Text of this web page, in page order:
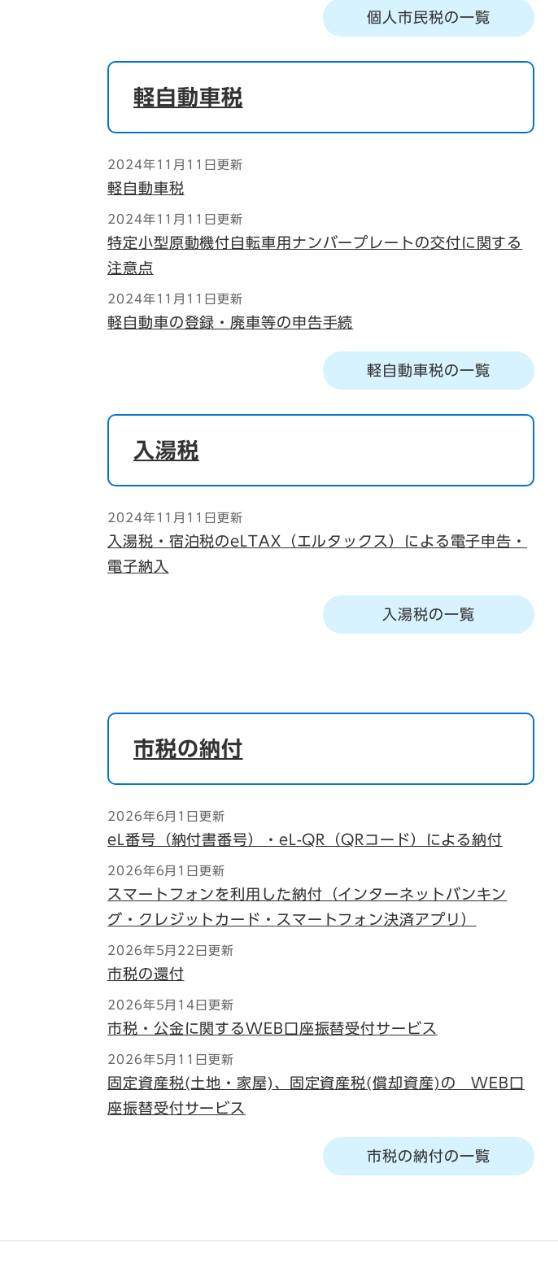
個人市民税の一覧
軽自動車税
2024年11月11日更新
軽自動車税
2024年11月11日更新
特定小型原動機付自転車用ナンバープレートの交付に関する
注意点
2024年11月11日更新
軽自動車の登録・廃車等の申告手続
軽自動車税の一覧
入湯税
2024年11月11日更新
入湯税・宿泊税のeLTAX（エルタックス）による電子申告・
電子納入
入湯税の一覧
市税の納付
2026年6月1日更新
eL番号（納付書番号）・eL-QR（QRコード）による納付
2026年6月1日更新
スマートフォンを利用した納付（インターネットバンキン
グ・クレジットカード・スマートフォン決済アプリ）
2026年5月22日更新
市税の還付
2026年5月14日更新
市税・公金に関するWEB口座振替受付サービス
2026年5月11日更新
固定資産税(土地・家屋)、固定資産税(償却資産)の WEB口
座振替受付サービス
市税の納付の一覧